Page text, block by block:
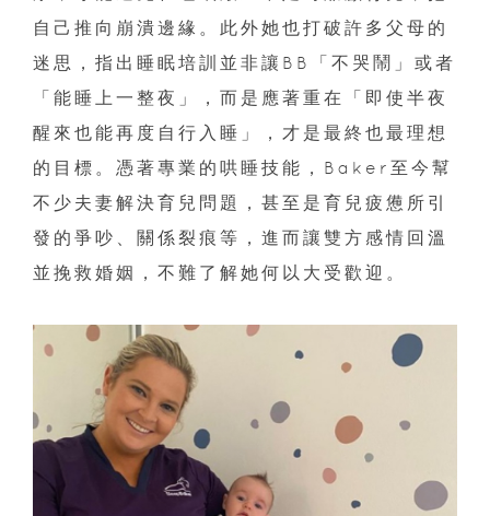
自己推向崩潰邊緣。此外她也打破許多父母的
迷思，指出睡眠培訓並非讓BB「不哭鬧」或者
「能睡上一整夜」，而是應著重在「即使半夜
醒來也能再度自行入睡」，才是最終也最理想
的目標。憑著專業的哄睡技能，Baker至今幫
不少夫妻解決育兒問題，甚至是育兒疲憊所引
發的爭吵、關係裂痕等，進而讓雙方感情回溫
並挽救婚姻，不難了解她何以大受歡迎。